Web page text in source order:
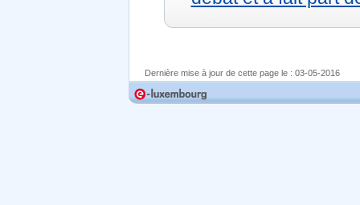
Dernière mise à jour de cette page le : 03-05-2016